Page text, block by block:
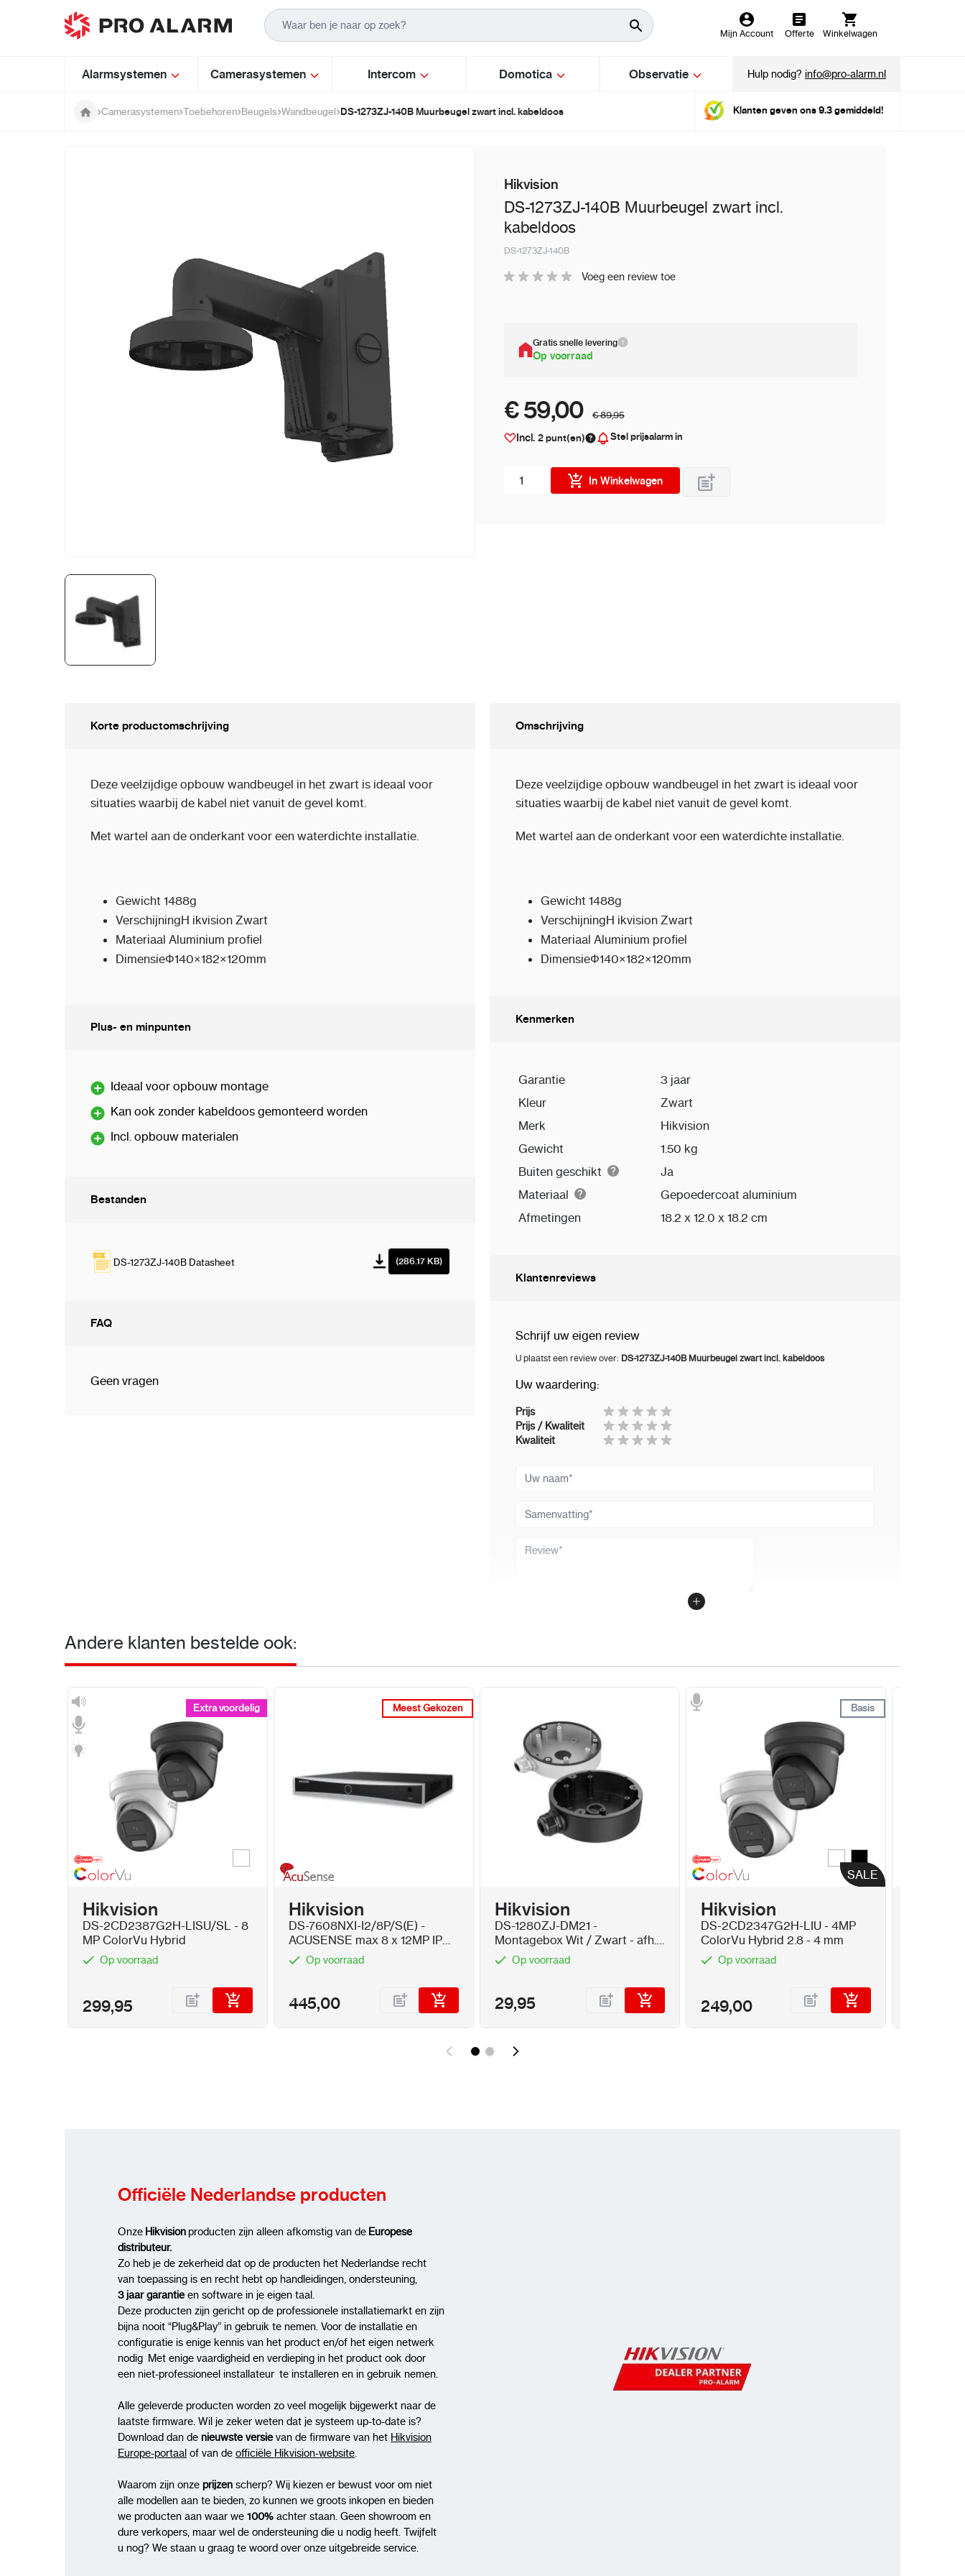
Ga naar de inhoud
Mijn Account Offerte Winkelwagen
Alarmsystemen Camerasystemen Intercom Domotica Observatie Hulp nodig?info@pro-alarm.nl
Camerasystemen Toebehoren Beugels Wandbeugel DS-1273ZJ-140B Muurbeugel zwart incl. kabeldoos Klanten geven ons 9.3 gemiddeld!
Hikvision
DS-1273ZJ-140B Muurbeugel zwart incl.
kabeldoos
DS-1273ZJ-140B
Voeg een review toe
Gratis snelle levering
Op voorraad
€ 59,00 € 89,95
Incl. 2punt(en) Stel prijsalarm in
Aantal stuks
In Winkelwagen
Korte productomschrijving
Deze veelzijdige opbouw wandbeugel in het zwart is ideaal voor
situaties waarbij de kabel niet vanuit de gevel komt.
Met wartel aan de onderkant voor een waterdichte installatie.
Gewicht 1488g
VerschijningH ikvision Zwart
Materiaal Aluminium profiel
DimensieΦ140×182×120mm
Plus- en minpunten
Ideaal voor opbouw montage
Kan ook zonder kabeldoos gemonteerd worden
Incl. opbouw materialen
Bestanden
DS-1273ZJ-140B Datasheet (286.17 KB)
FAQ
Geen vragen
Omschrijving
Deze veelzijdige opbouw wandbeugel in het zwart is ideaal voor
situaties waarbij de kabel niet vanuit de gevel komt.
Met wartel aan de onderkant voor een waterdichte installatie.
Gewicht 1488g
VerschijningH ikvision Zwart
Materiaal Aluminium profiel
DimensieΦ140×182×120mm
Kenmerken
Garantie
3 jaar
Kleur
Zwart
Merk
Hikvision
Gewicht
1.50 kg
Buiten geschikt
Ja
Materiaal
Gepoedercoat aluminium
Afmetingen
18.2 x 12.0 x 18.2 cm
Klantenreviews
Schrijf uw eigen review
U plaatst een review over: DS-1273ZJ-140B Muurbeugel zwart incl. kabeldoos
Uw waardering:
Prijs
Prijs / Kwaliteit
Kwaliteit
Uw naam
Samenvatting
Review
Andere klanten bestelde ook:
Extra voordelig
Extra voordelig
Kleur
Hikvision
DS-2CD2387G2H-LISU/SL - 8
MP ColorVu Hybrid
Op voorraad
299,95
Meest Gekozen
Meest Gekozen
Hikvision
DS-7608NXI-I2/8P/S(E) -
ACUSENSE max 8 x 12MP IP
Camera's met PoE
Op voorraad
445,00
Hikvision
DS-1280ZJ-DM21 -
Montagebox Wit / Zwart - afh.
van camera
Op voorraad
29,95
Basis
SALE
Basis
SALE
Kleur
Hikvision
DS-2CD2347G2H-LIU - 4MP
ColorVu Hybrid 2.8 - 4 mm
Op voorraad
249,00
Officiële Nederlandse producten
Onze Hikvisionproducten zijn alleen afkomstig van de Europese
distributeur.
Zo heb je de zekerheid dat op de producten het Nederlandse recht
van toepassing is en recht hebt op handleidingen, ondersteuning,
3 jaar garantieen software in je eigen taal.
Deze producten zijn gericht op de professionele installatiemarkt en zijn
bijna nooit “Plug&Play” in gebruik te nemen. Voor de installatie en
configuratie is enige kennis van het product en/of het eigen netwerk
nodig Met enige vaardigheid en verdieping in het product ook door
een niet-professioneel installateur te installeren en in gebruik nemen.
Alle geleverde producten worden zo veel mogelijk bijgewerkt naar de
laatste firmware. Wil je zeker weten dat je systeem up-to-date is?
Download dan de nieuwste versievan de firmware van het Hikvision
Europe-portaal of van de officiële Hikvision-website
Waarom zijn onze prijzen scherp? Wij kiezen er bewust voor om niet
alle modellen aan te bieden, zo kunnen we groots inkopen en bieden
we producten aan waar we 100% achter staan. Geen showroom en
dure verkopers, maar wel de ondersteuning die u nodig heeft. Twijfelt
u nog? We staan u graag te woord over onze uitgebreide service.